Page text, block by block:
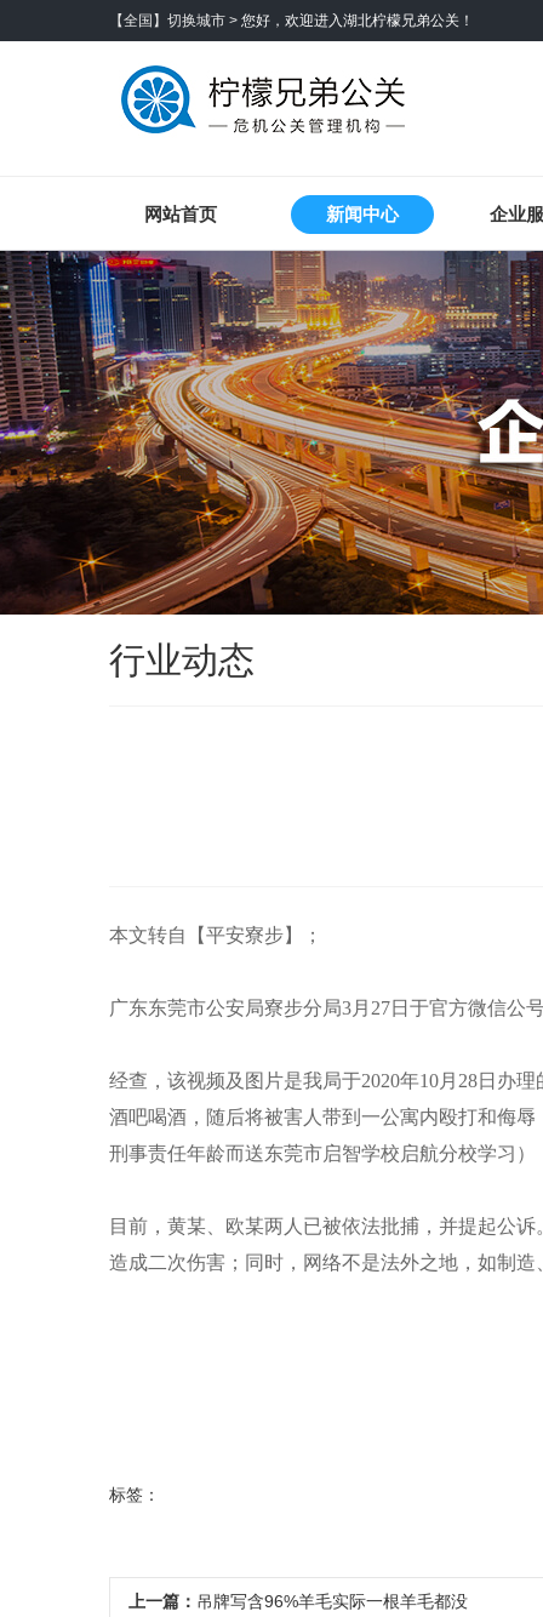
【全国】切换城市 > 您好，欢迎进入湖北柠檬兄弟公关！
网站首页 新闻中心 企业
行业动态
本文转自【平安寮步】；
广东东莞市公安局寮步分局3月27日于官方微信
经查，该视频及图片是我局于2020年10月28日办
酒吧喝酒，随后将被害人带到一公寓内殴打和侮
刑事责任年龄而送东莞市启智学校启航分校学习
目前，黄某、欧某两人已被依法批捕，并提起公
造成二次伤害；同时，网络不是法外之地，如制
标签：
上一篇： 吊牌写含96%羊毛实际一根羊毛都没